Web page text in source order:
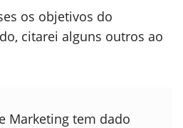
os objetivos do
citarei alguns outros ao
Marketing tem dado